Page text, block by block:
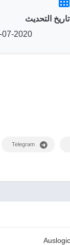
تاريخ التحديث
07-2020
Telegram